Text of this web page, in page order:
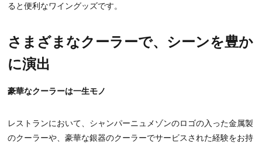
ると便利なワイングッズです。
さまざまなクーラーで、シーンを豊か
に演出
豪華なクーラーは一生モノ
レストランにおいて、シャンパーニュメゾンのロゴの入った金属製
のクーラーや、豪華な銀器のクーラーでサービスされた経験をお持